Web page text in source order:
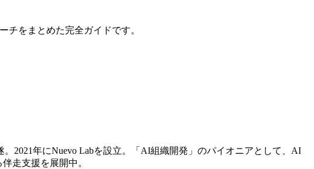
チをまとめた完全ガイドです。
2021年にNuevo Labを設立。「AI組織開発」のパイオニアとして、AI
走支援を展開中。